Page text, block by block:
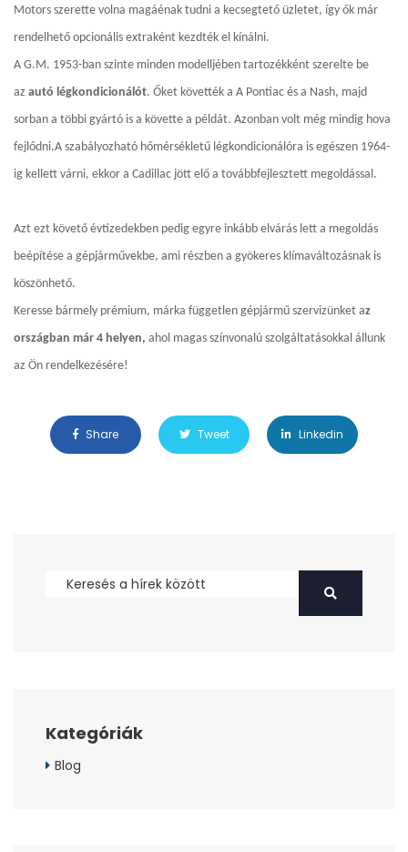
Motors szerette volna magáénak tudni a kecsegtető üzletet, így ők már
rendelhető opcionális extraként kezdték el kínálni.
A G.M. 1953-ban szinte minden modelljében tartozékként szerelte be
az autó légkondicionálót. Őket követték a A Pontiac és a Nash, majd
sorban a többi gyártó is a követte a példát. Azonban volt még mindig hova
fejlődni.A szabályozható hőmérsékletű légkondicionálóra is egészen 1964-
ig kellett várni, ekkor a Cadillac jött elő a továbbfejlesztett megoldással.
Azt ezt követő évtizedekben pedig egyre inkább elvárás lett a megoldás
beépítése a gépjárművekbe, ami részben a gyökeres klímaváltozásnak is
köszönhető.
Keresse bármely prémium, márka független gépjármű szervizünket az
országban már 4 helyen, ahol magas színvonalú szolgáltatásokkal állunk
az Ön rendelkezésére!
Share Tweet Linkedin
Kategóriák
Blog